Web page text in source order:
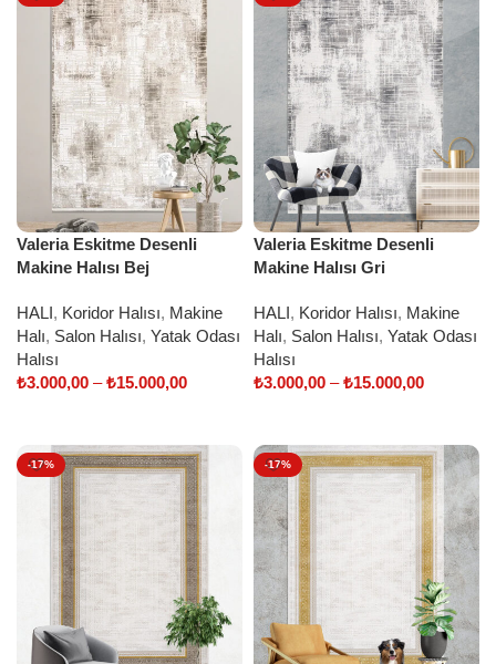
Valeria Eskitme Desenli
Makine Halısı Bej
HALI, Koridor Halısı, Makine
Halı, Salon Halısı, Yatak Odası
Halısı
₺3.000,00 –₺15.000,00
Valeria Eskitme Desenli
Makine Halısı Gri
HALI, Koridor Halısı, Makine
Halı, Salon Halısı, Yatak Odası
Halısı
₺3.000,00 –₺15.000,00
-17% -17%